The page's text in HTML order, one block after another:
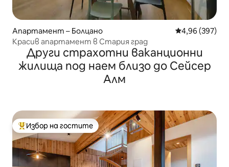
Апартамент – Болцано Средна
4,96 (397)
Красив апартамент в Стария град
Други страхотни ваканционни
жилища под наем близо до Сейсер
Алм
Най-популярен избор на гостите
Избор на гостите